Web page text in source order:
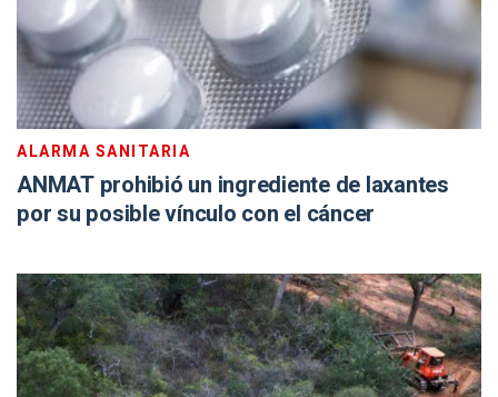
ALARMA SANITARIA
ANMAT prohibió un ingrediente de laxantes
por su posible vínculo con el cáncer